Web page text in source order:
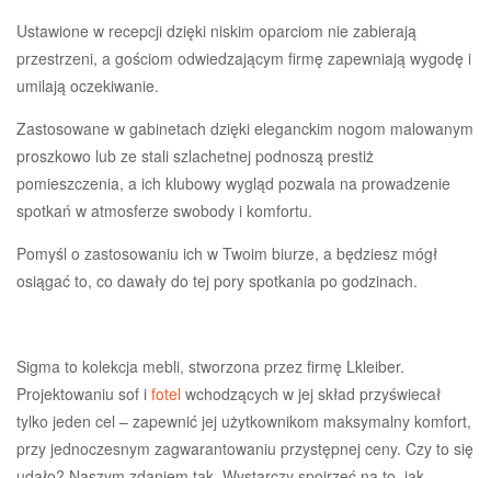
Ustawione w recepcji dzięki niskim oparciom nie zabierają
przestrzeni, a gościom odwiedzającym firmę zapewniają wygodę i
umilają oczekiwanie.
Zastosowane w gabinetach dzięki eleganckim nogom malowanym
proszkowo lub ze stali szlachetnej podnoszą prestiż
pomieszczenia, a ich klubowy wygląd pozwala na prowadzenie
spotkań w atmosferze swobody i komfortu.
Pomyśl o zastosowaniu ich w Twoim biurze, a będziesz mógł
osiągać to, co dawały do tej pory spotkania po godzinach.
Sigma to kolekcja mebli, stworzona przez firmę Lkleiber.
Projektowaniu sof i fotel wchodzących w jej skład przyświecał
tylko jeden cel – zapewnić jej użytkownikom maksymalny komfort,
przy jednoczesnym zagwarantowaniu przystępnej ceny. Czy to się